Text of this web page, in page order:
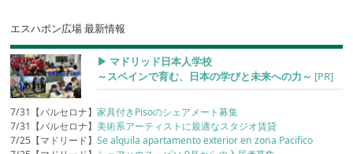
エスハポン広場 最新情報
▶︎ マドリッド日本人学校
～スペインで育む、日本の学びと未来への力～ [PR]
7/31【バルセロナ】家具付きPisoのシェアメート募集
7/31【バルセロナ】美術系アーティストに最適なスタジオ賃貸
7/25【マドリード】Se alquila apartamento exterior en zona Pacifico